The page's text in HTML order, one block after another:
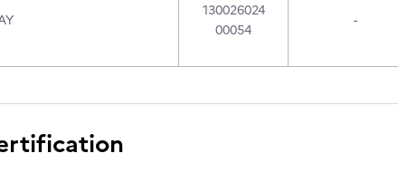
130026024
00054
-